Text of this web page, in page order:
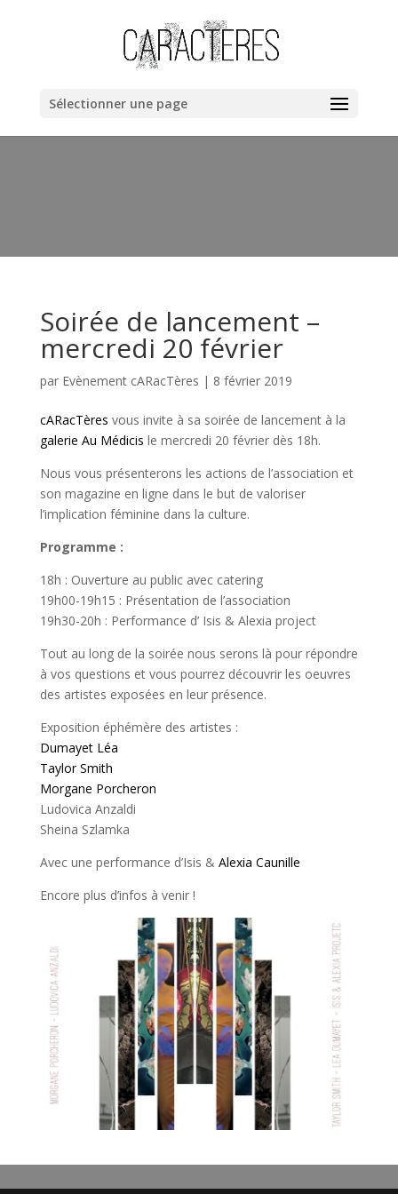
: "continue" targeting switch is equivalent to "break". Did
you mean to use "continue 2"? in
/home/clients/bb40cac019dc8fa67a1da258ee6ce362/web/
Sélectionner une page
Soirée de lancement –
mercredi 20 février
par Evènement cARacTères | 8 février 2019
cARacTères vous invite à sa soirée de lancement à la
galerie Au Médicis le mercredi 20 février dès 18h.
Nous vous présenterons les actions de l’association et
son magazine en ligne dans le but de valoriser
l’implication féminine dans la culture.
Programme :
18h : Ouverture au public avec catering
19h00-19h15 : Présentation de l’association
19h30-20h : Performance d’ Isis & Alexia project
Tout au long de la soirée nous serons là pour répondre
à vos questions et vous pourrez découvrir les oeuvres
des artistes exposées en leur présence.
Exposition éphémère des artistes :
Dumayet Léa
Taylor Smith
Morgane Porcheron
Ludovica Anzaldi
Sheina Szlamka
Avec une performance d’Isis & Alexia Caunille
Encore plus d’infos à venir !